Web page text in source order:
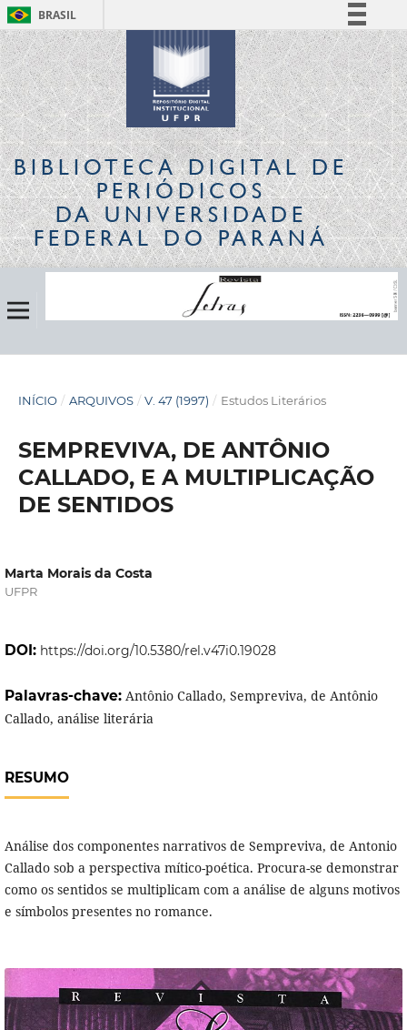
BRASIL
Simplifique!
Comunica BR
Participe
Acesso à informação
Legislação
Canais
BIBLIOTECA DIGITALDE
PERIÓDICOS
DA UNIVERSIDADE
FEDERAL DO PARANÁ
INÍCIO / ARQUIVOS / V. 47 (1997) / Estudos Literários
SEMPREVIVA, DE ANTÔNIO
CALLADO, E A MULTIPLICAÇÃO
DE SENTIDOS
Marta Morais da Costa
UFPR
DOI: https://doi.org/10.5380/rel.v47i0.19028
Palavras-chave: Antônio Callado, Sempreviva, de Antônio
Callado, análise literária
RESUMO
Análise dos componentes narrativos de Sempreviva, de Antonio
Callado sob a perspectiva mítico-poética. Procura-se demonstrar
como os sentidos se multiplicam com a análise de alguns motivos
e símbolos presentes no romance.